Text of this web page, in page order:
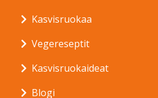
Kasvisruokaa
Vegereseptit
Kasvisruokaideat
Blogi